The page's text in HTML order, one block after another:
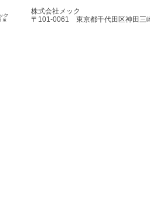
株式会社メック
〒101-0061 東京都千代田区神田三